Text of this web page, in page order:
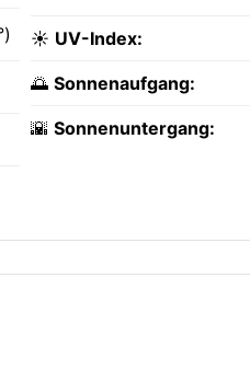
☀️ UV-Index:
🌅 Sonnenaufgang:
🌇 Sonnenuntergang: